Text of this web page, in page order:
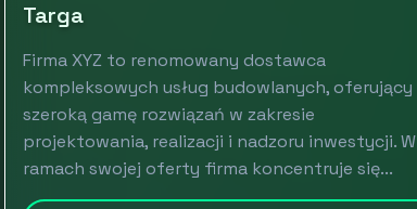
Targa
Firma XYZ to renomowany dostawca
kompleksowych usług budowlanych, oferujący
szeroką gamę rozwiązań w zakresie
projektowania, realizacji i nadzoru inwestycji. W
ramach swojej oferty firma koncentruje się...